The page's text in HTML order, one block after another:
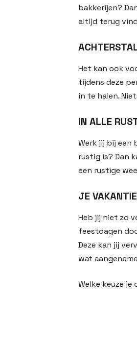
bakkerijen?
altijd terug
Het kan ook
tijdens deze
in te halen.
IN ALLE
Werk jij bij een
rustig is? Dan
een rustige
JE
Heb jij niet zo
feestdagen
Deze kan jij
wat
Welke keuze je